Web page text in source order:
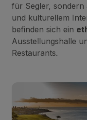
für Segler, sondern
und kulturellem
befinden sich ein
Ausstellungshalle
Restaurants.